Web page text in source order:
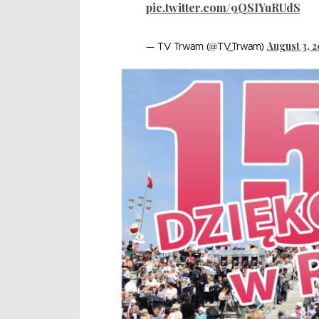
pic.twitter.com/9QSIYuRUdS
— TV Trwam (@TV_Trwam)August 3,